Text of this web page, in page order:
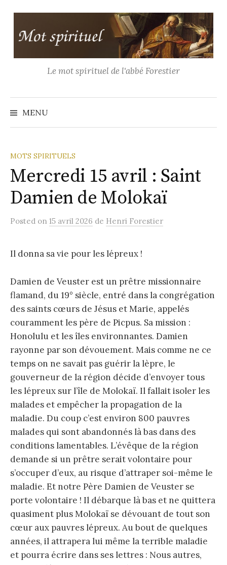
contenu
Le mot spirituel de l'abbé Forestier
MENU
MOTS SPIRITUELS
Mercredi 15 avril : Saint
Damien de Molokaï
Posted on 15 avril 2026 de Henri Forestier
Il donna sa vie pour les lépreux !
Damien de Veuster est un prêtre missionnaire
flamand, du 19° siècle, entré dans la congrégation
des saints cœurs de Jésus et Marie, appelés
couramment les père de Picpus. Sa mission :
Honolulu et les îles environnantes. Damien
rayonne par son dévouement. Mais comme ne ce
temps on ne savait pas guérir la lèpre, le
gouverneur de la région décide d’envoyer tous
les lépreux sur l’île de Molokaï. Il fallait isoler les
malades et empêcher la propagation de la
maladie. Du coup c’est environ 800 pauvres
malades qui sont abandonnés là bas dans des
conditions lamentables. L’évêque de la région
demande si un prêtre serait volontaire pour
s’occuper d’eux, au risque d’attraper soi-même le
maladie. Et notre Père Damien de Veuster se
porte volontaire ! Il débarque là bas et ne quittera
quasiment plus Molokaï se dévouant de tout son
cœur aux pauvres lépreux. Au bout de quelques
années, il attrapera lui même la terrible maladie
et pourra écrire dans ses lettres : Nous autres,